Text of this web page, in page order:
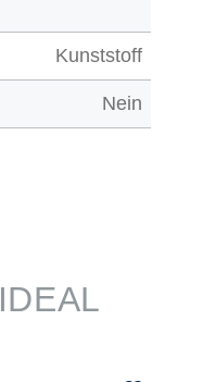
Kunststoff
Nein
IDEAL